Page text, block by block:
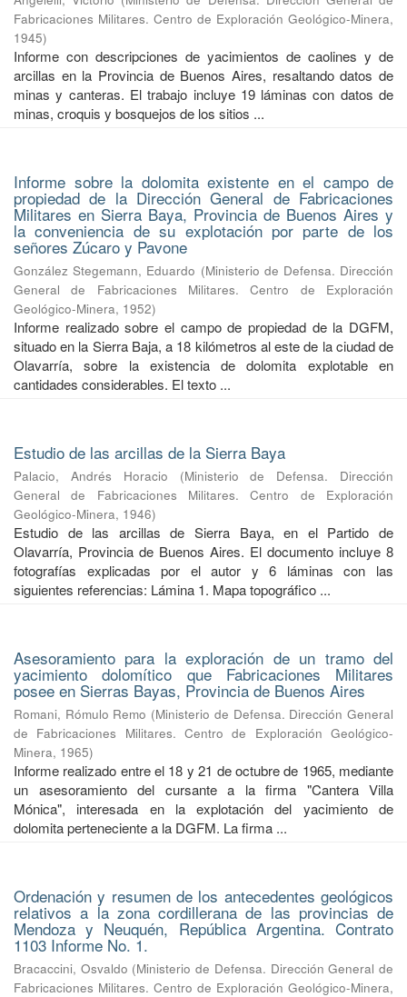
Fabricaciones Militares. Centro de Exploración Geológico-Minera,
1945)
Informe con descripciones de yacimientos de caolines y de
arcillas en la Provincia de Buenos Aires, resaltando datos de
minas y canteras. El trabajo incluye 19 láminas con datos de
minas, croquis y bosquejos de los sitios ...
Informe sobre la dolomita existente en el campo de
propiedad de la Dirección General de Fabricaciones
Militares en Sierra Baya, Provincia de Buenos Aires y
la conveniencia de su explotación por parte de los
señores Zúcaro y Pavone
González Stegemann, Eduardo (Ministerio de Defensa. Dirección
General de Fabricaciones Militares. Centro de Exploración
Geológico-Minera, 1952)
Informe realizado sobre el campo de propiedad de la DGFM,
situado en la Sierra Baja, a 18 kilómetros al este de la ciudad de
Olavarría, sobre la existencia de dolomita explotable en
cantidades considerables. El texto ...
Estudio de las arcillas de la Sierra Baya
Palacio, Andrés Horacio (Ministerio de Defensa. Dirección
General de Fabricaciones Militares. Centro de Exploración
Geológico-Minera, 1946)
Estudio de las arcillas de Sierra Baya, en el Partido de
Olavarría, Provincia de Buenos Aires. El documento incluye 8
fotografías explicadas por el autor y 6 láminas con las
siguientes referencias: Lámina 1. Mapa topográfico ...
Asesoramiento para la exploración de un tramo del
yacimiento dolomítico que Fabricaciones Militares
posee en Sierras Bayas, Provincia de Buenos Aires
Romani, Rómulo Remo (Ministerio de Defensa. Dirección General
de Fabricaciones Militares. Centro de Exploración Geológico-
Minera, 1965)
Informe realizado entre el 18 y 21 de octubre de 1965, mediante
un asesoramiento del cursante a la firma "Cantera Villa
Mónica", interesada en la explotación del yacimiento de
dolomita perteneciente a la DGFM. La firma ...
Ordenación y resumen de los antecedentes geológicos
relativos a la zona cordillerana de las provincias de
Mendoza y Neuquén, República Argentina. Contrato
1103 Informe No. 1.
Bracaccini, Osvaldo (Ministerio de Defensa. Dirección General de
Fabricaciones Militares. Centro de Exploración Geológico-Minera,